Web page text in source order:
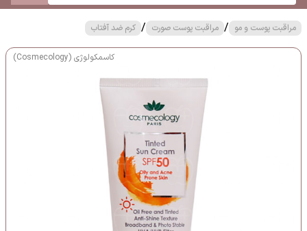
مراقبت پوست و مو / مراقبت پوست صورت / کرم ضد آفتاب
کاسمکولوژی (Cosmecology)